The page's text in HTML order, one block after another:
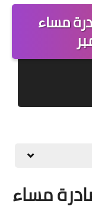
وهيئة
مساء
مساء